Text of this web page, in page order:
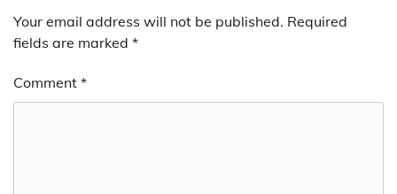
Your email address will not be published. Required
fields are marked *
Comment *